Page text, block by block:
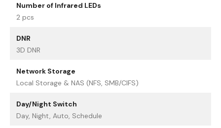
Number of Infrared LEDs
2 pcs
DNR
3D DNR
Network Storage
Local Storage & NAS (NFS, SMB/CIFS)
Day/Night Switch
Day, Night, Auto, Schedule